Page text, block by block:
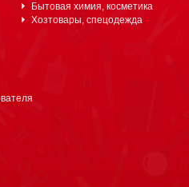
Бытовая химия, косметика
Хозтовары, спецодежда